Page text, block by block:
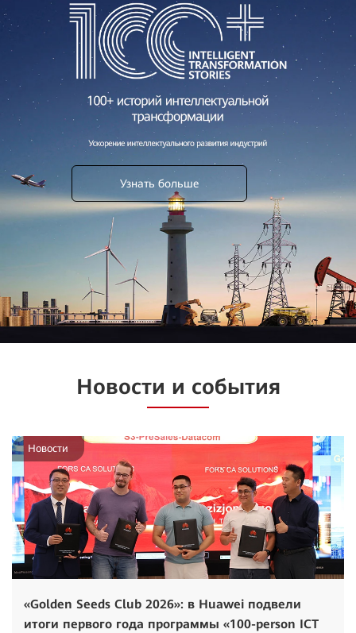
Узнать больше
Новости и события
Новости
«Golden Seeds Club 2026»: в Huawei подвели
итоги первого года программы «100-person ICT